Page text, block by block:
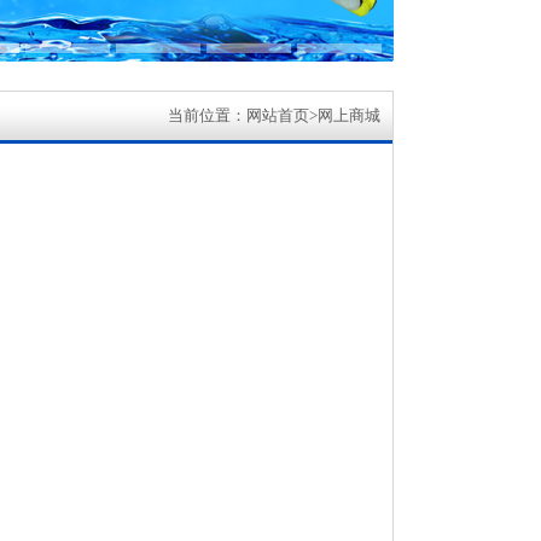
当前位置：网站首页>网上商城